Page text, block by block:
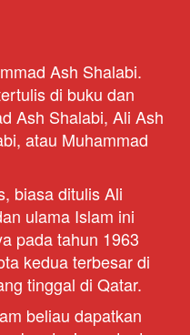
Ash Shalabi.
di buku dan
Ash Shalabi, Ali Ash
atau Muhammad
biasa ditulis Ali
ulama Islam ini
pada tahun 1963
kedua terbesar di
tinggal di Qatar.
beliau dapatkan